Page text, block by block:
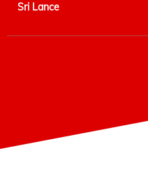
Sri Lance